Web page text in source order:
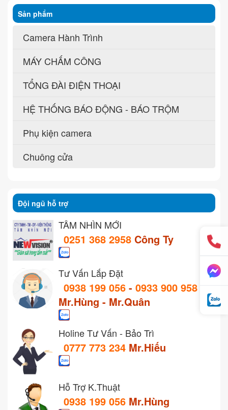
Sản phẩm
Camera Hành Trình
MÁY CHẤM CÔNG
TỔNG ĐÀI ĐIỆN THOẠI
HỆ THỐNG BÁO ĐỘNG - BÁO TRỘM
Phụ kiện camera
Chuông cửa
Đội ngũ hỗ trợ
TẦM NHÌN MỚI
0251 368 2958 Công Ty
Tư Vấn Lắp Đặt
0938 199 056 - 0933 900 958
Mr.Hùng - Mr.Quân
Holine Tư Vấn - Bảo Trì
0777 773 234 Mr.Hiếu
Hỗ Trợ K.Thuật
0938 199 056 Mr.Hùng